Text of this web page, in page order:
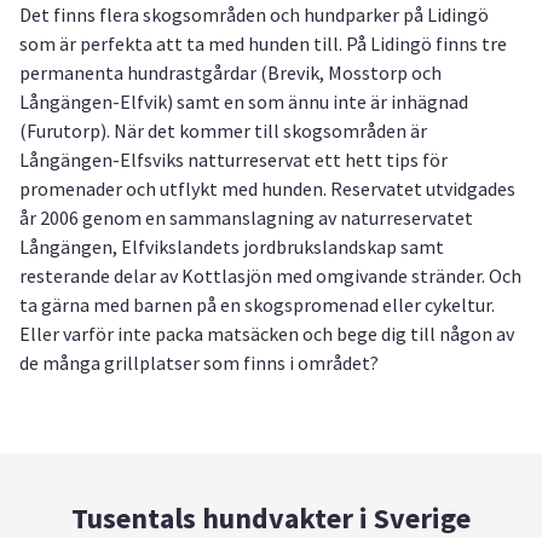
Det finns flera skogsområden och hundparker på Lidingö
som är perfekta att ta med hunden till. På Lidingö finns tre
permanenta hundrastgårdar (Brevik, Mosstorp och
Långängen-Elfvik) samt en som ännu inte är inhägnad
(Furutorp). När det kommer till skogsområden är
Långängen-Elfsviks natturreservat ett hett tips för
promenader och utflykt med hunden. Reservatet utvidgades
år 2006 genom en sammanslagning av naturreservatet
Långängen, Elfvikslandets jordbrukslandskap samt
resterande delar av Kottlasjön med omgivande stränder. Och
ta gärna med barnen på en skogspromenad eller cykeltur.
Eller varför inte packa matsäcken och bege dig till någon av
de många grillplatser som finns i området?
Tusentals hundvakter i Sverige